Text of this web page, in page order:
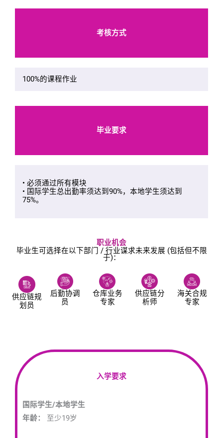
考核方式
100%的课程作业
毕业要求
• 必须通过所有模块
• 国际学生总出勤率须达到90%，本地学生须达到
75%。
职业机会
毕业生可选择在以下部门 / 行业谋求未来发展 (包括但不限
于)：
供应链规
划员
后勤协调
员
仓库业务
专家
供应链分
析师
海关合规
专家
入学要求
国际学生/本地学生
年龄：
至少19岁